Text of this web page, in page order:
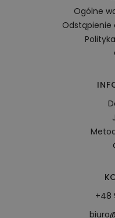
Ogólne
Odstąpienie
+48